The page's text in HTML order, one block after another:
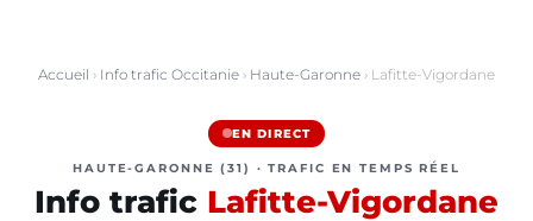
Accueil › Info trafic Occitanie › Haute-Garonne › Lafitte-Vigordane
EN DIRECT
HAUTE-GARONNE (31) · TRAFIC EN TEMPS RÉEL
Info trafic Lafitte-Vigordane